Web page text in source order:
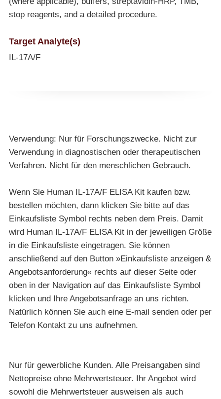
stop reagents, and a detailed procedure.
Target Analyte(s)
IL-17A/F
Verwendung: Nur für Forschungszwecke. Nicht zur
Verwendung in diagnostischen oder therapeutischen
Verfahren. Nicht für den menschlichen Gebrauch.
Wenn Sie Human IL-17A/F ELISA Kit kaufen bzw.
bestellen möchten, dann klicken Sie bitte auf das
Einkaufsliste Symbol rechts neben dem Preis. Damit
wird Human IL-17A/F ELISA Kit in der jeweiligen Größe
in die Einkaufsliste eingetragen. Sie können
anschließend auf den Button »Einkaufsliste anzeigen &
Angebotsanforderung« rechts auf dieser Seite oder
oben in der Navigation auf das Einkaufsliste Symbol
klicken und Ihre Angebotsanfrage an uns richten.
Natürlich können Sie auch eine E-mail senden oder per
Telefon Kontakt zu uns aufnehmen.
Nur für gewerbliche Kunden. Alle Preisangaben sind
Nettopreise ohne Mehrwertsteuer. Ihr Angebot wird
sowohl die Mehrwertsteuer ausweisen als auch